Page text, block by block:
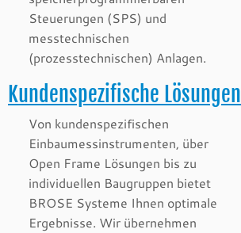
Steuerungen (SPS) und
messtechnischen
(prozesstechnischen) Anlagen.
Kundenspezifische Lösungen
Von kundenspezifischen
Einbaumessinstrumenten, über
Open Frame Lösungen bis zu
individuellen Baugruppen bietet
BROSE Systeme Ihnen optimale
Ergebnisse. Wir übernehmen